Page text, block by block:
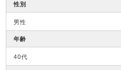
性別
男性
年齢
40代